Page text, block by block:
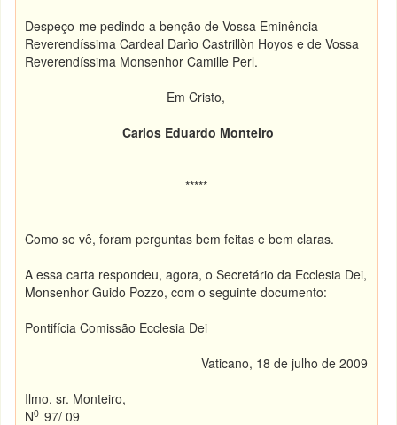
Despeço-me pedindo a benção de Vossa Eminência
Reverendíssima Cardeal Darìo Castrillòn Hoyos e de Vossa
Reverendíssima Monsenhor Camille Perl.
Em Cristo,
Carlos Eduardo Monteiro
*****
Como se vê, foram perguntas bem feitas e bem claras.
A essa carta respondeu, agora, o Secretário da Ecclesia Dei,
Monsenhor Guido Pozzo, com o seguinte documento:
Pontifícia Comissão Ecclesia Dei
Vaticano, 18 de julho de 2009
Ilmo. sr. Monteiro,
N097/ 09